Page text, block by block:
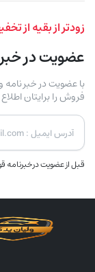
زودتر از بقیه از
عضویت در
با عضویت در خبر
فروش را برایتان
قبل از عضویت در خبرنامه